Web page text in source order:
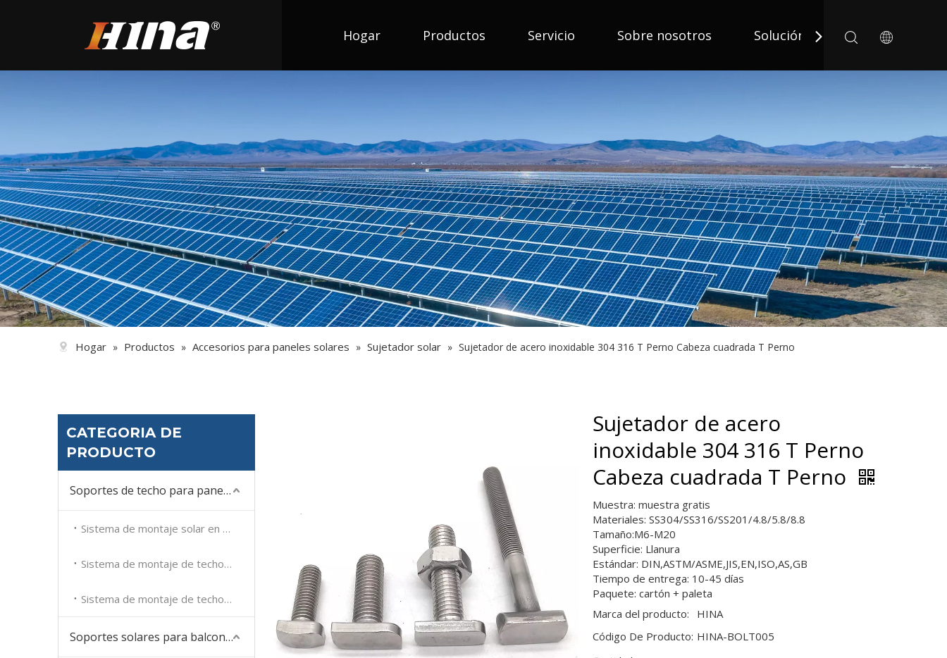
Hogar Productos Servicio Sobre nosotros Solución Solicitud
Hogar » Productos » Accesorios para paneles solares » Sujetador solar » Sujetador de acero inoxidable 304 316 T Perno Cabeza cuadrada T Perno
CATEGORIA DE
PRODUCTO
Soportes de techo para paneles solares
Sistema de montaje solar en techo plano
Sistema de montaje de techo de tejas solares
Sistema de montaje de techo de metal solar
Soportes solares para balcones
Sujetador de acero
inoxidable 304 316 T Perno
Cabeza cuadrada T Perno
Muestra: muestra gratis
Materiales: SS304/SS316/SS201/4.8/5.8/8.8
Tamaño:M6-M20
Superficie: Llanura
Estándar: DIN,ASTM/ASME,JIS,EN,ISO,AS,GB
Tiempo de entrega: 10-45 días
Paquete: cartón + paleta
Marca del producto:
HINA
Código De Producto: HINA-BOLT005